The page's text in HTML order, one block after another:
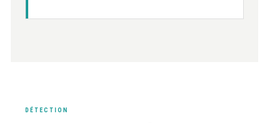
DÉTECTION